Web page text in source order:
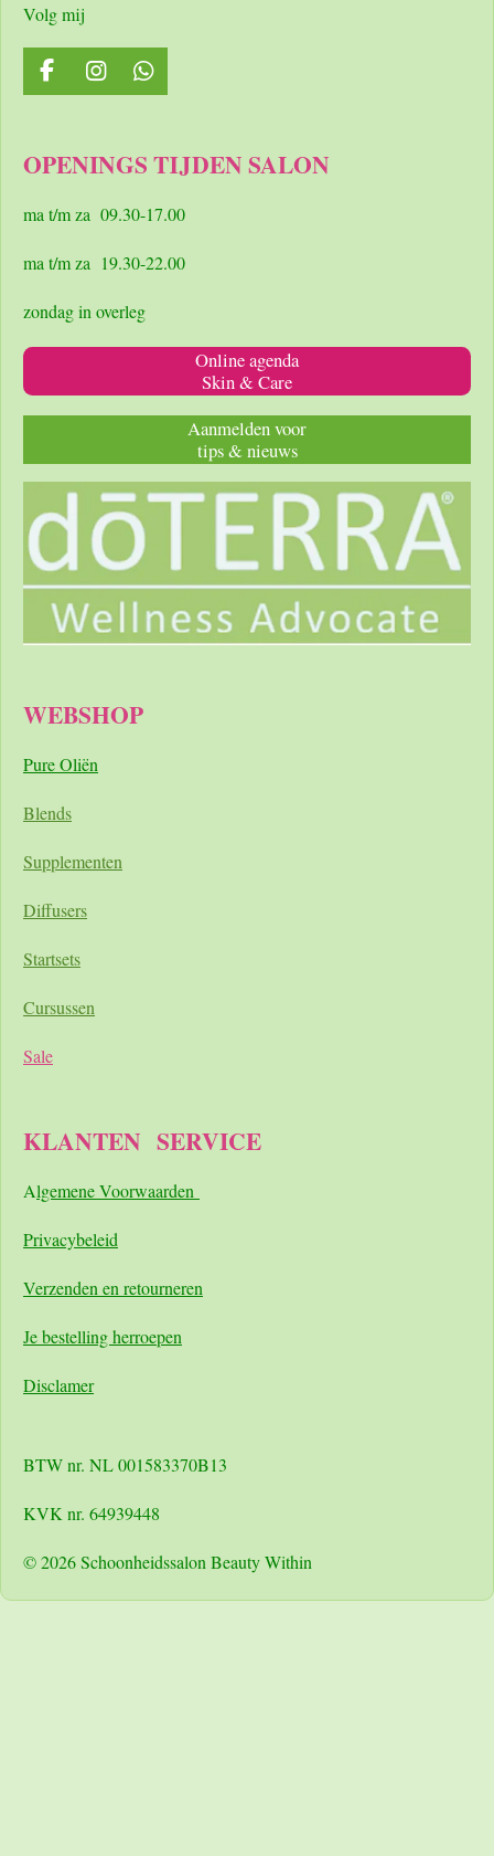
Volg mij
F
a
b
o
I
n
a
r
m
W
h
s
p
OPENINGS TIJDEN SALON
ma t/m za 09.30-17.00
ma t/m za 19.30-22.00
zondag in overleg
Online agenda
Skin & Care
Aanmelden voor
tips & nieuws
WEBSHOP
Pure Oliën
Blends
Supplementen
Diffusers
Startsets
Cursussen
Sale
KLANTEN SERVICE
Algemene Voorwaarden
Privacybeleid
Verzenden en retourneren
Je bestelling herroepen
Disclamer
BTW nr. NL 001583370B13
KVK nr. 64939448
© 2026 Schoonheidssalon Beauty Within